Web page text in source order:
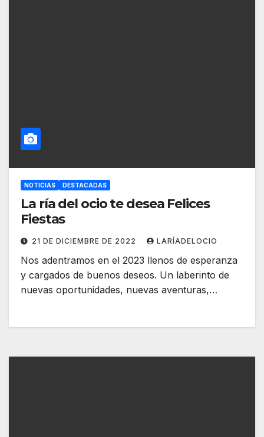
NOTICIAS DESTACADAS
La ría del ocio te desea Felices
Fiestas
21 DE DICIEMBRE DE 2022 LARÍADELOCIO
Nos adentramos en el 2023 llenos de esperanza
y cargados de buenos deseos. Un laberinto de
nuevas oportunidades, nuevas aventuras,…